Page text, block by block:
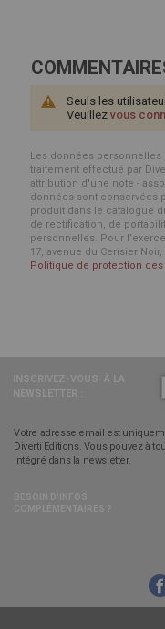
Seuls les
Veuillez vous
Les données personnelles
traitement effectué par
attribution d'une note -
données sont conservées
produit dans le catalogue
de rectification, de
personnelles. Pour
17, avenue du Cerisier
Politique de protection
Votre adresse email est
Diverti Editions. Vous pouvez à
intégré dans la newsletter.